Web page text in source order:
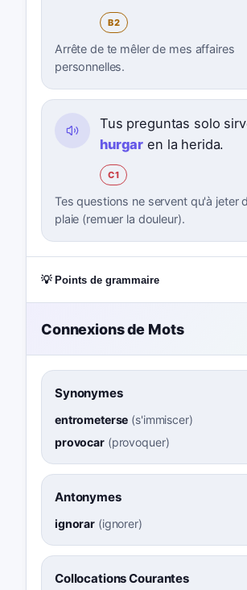
B2
Arrête de te mêler de mes affaires
personnelles.
Tus preguntas solo
hurgar en la herida.
C1
Tes questions ne servent qu'à jeter
plaie (remuer la douleur).
💡 Points de grammaire
Connexions de Mots
Synonymes
entrometerse (s'immiscer)
provocar(provoquer)
Antonymes
ignorar (ignorer)
Collocations Courantes